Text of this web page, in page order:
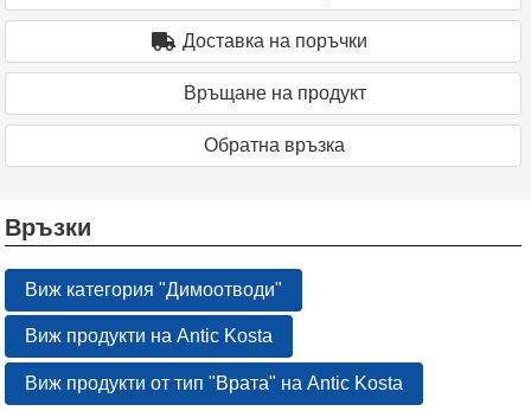
Доставка на поръчки
Връщане на продукт
Oбратна връзка
Връзки
Виж категория "Димоотводи"
Виж продукти на Antic Kosta
Виж продукти от тип "Врата" на Antic Kosta